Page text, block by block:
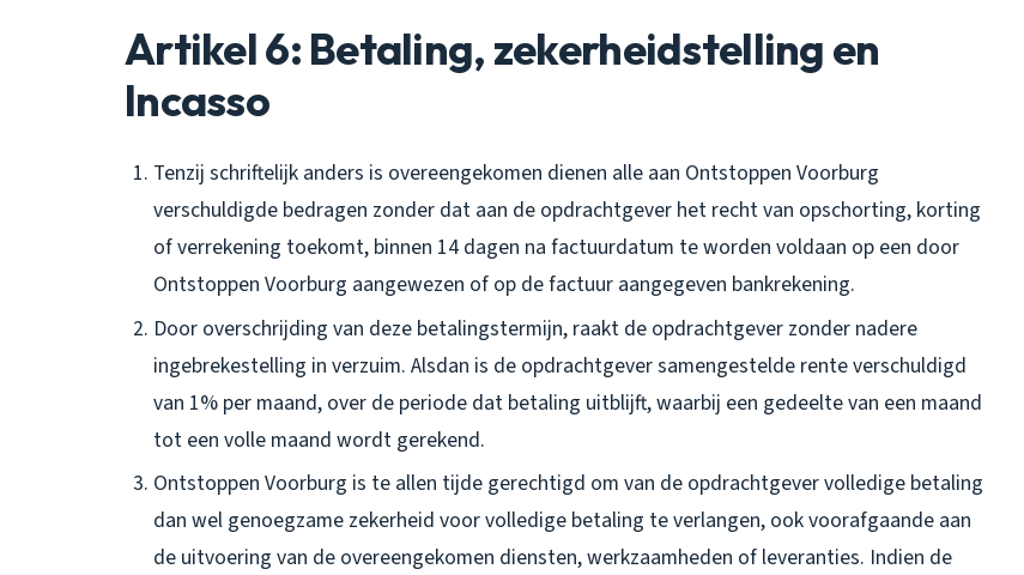
Artikel 6: Betaling, zekerheidstelling en
Incasso
Tenzij schriftelijk anders is overeengekomen dienen alle aan Ontstoppen Voorburg
verschuldigde bedragen zonder dat aan de opdrachtgever het recht van opschorting, korting
of verrekening toekomt, binnen 14 dagen na factuurdatum te worden voldaan op een door
Ontstoppen Voorburg aangewezen of op de factuur aangegeven bankrekening.
Door overschrijding van deze betalingstermijn, raakt de opdrachtgever zonder nadere
ingebrekestelling in verzuim. Alsdan is de opdrachtgever samengestelde rente verschuldigd
van 1% per maand, over de periode dat betaling uitblijft, waarbij een gedeelte van een maand
tot een volle maand wordt gerekend.
Ontstoppen Voorburg is te allen tijde gerechtigd om van de opdrachtgever volledige betaling
dan wel genoegzame zekerheid voor volledige betaling te verlangen, ook voorafgaande aan
de uitvoering van de overeengekomen diensten, werkzaamheden of leveranties. Indien de